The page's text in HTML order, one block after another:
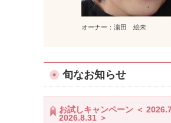
オーナー：濵田 絵未
旬なお知らせ
お試しキャンペーン ＜
2026.8.31 ＞